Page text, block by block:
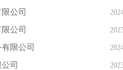
公司
公司
限公司
司